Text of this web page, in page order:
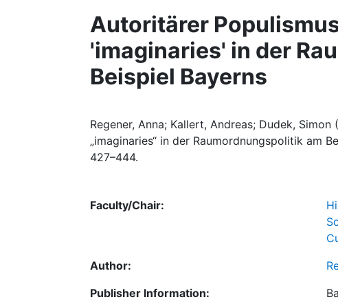
Autoritärer
'imaginaries' in der
Beispiel Bayerns
Regener, Anna; Kallert, Andreas; Dudek,
„imaginaries“ in der Raumordnungspolitik am
427–444.
Faculty/Chair:
Author:
Publisher Information: